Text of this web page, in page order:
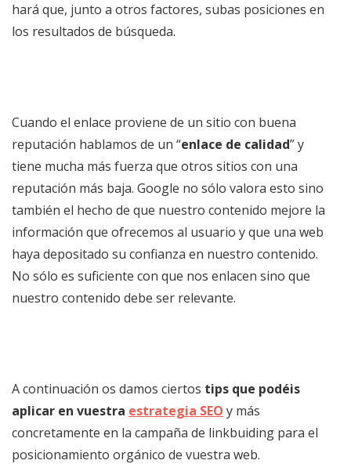
hará que, junto a otros factores, subas posiciones en
los resultados de búsqueda.
Cuando el enlace proviene de un sitio con buena
reputación hablamos de un “enlace de calidad” y
tiene mucha más fuerza que otros sitios con una
reputación más baja. Google no sólo valora esto sino
también el hecho de que nuestro contenido mejore la
información que ofrecemos al usuario y que una web
haya depositado su confianza en nuestro contenido.
No sólo es suficiente con que nos enlacen sino que
nuestro contenido debe ser relevante.
A continuación os damos ciertos tips que podéis
aplicar en vuestra estrategia SEO y más
concretamente en la campaña de linkbuiding para el
posicionamiento orgánico de vuestra web.